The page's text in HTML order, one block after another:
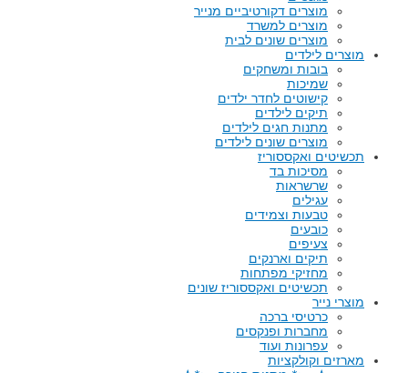
מוצרים דקורטיביים מנייר
מוצרים למשרד
מוצרים שונים לבית
מוצרים לילדים
בובות ומשחקים
שמיכות
קישוטים לחדר ילדים
תיקים לילדים
מתנות חגים לילדים
מוצרים שונים לילדים
תכשיטים ואקססוריז
מסיכות בד
שרשראות
עגילים
טבעות וצמידים
כובעים
צעיפים
תיקים וארנקים
מחזיקי מפתחות
תכשיטים ואקססוריז שונים
מוצרי נייר
כרטיסי ברכה
מחברות ופנקסים
עפרונות ועוד
מארזים וקולקציות